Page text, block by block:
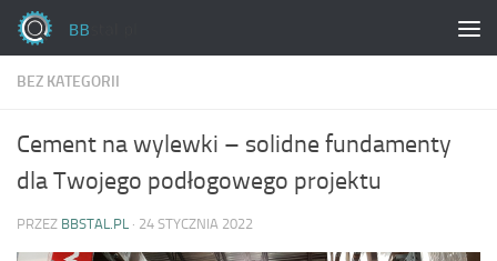
Skip to content
BEZ KATEGORII
Cement na wylewki – solidne fundamenty
dla Twojego podłogowego projektu
PRZEZ BBSTAL.PL · 24 STYCZNIA 2022